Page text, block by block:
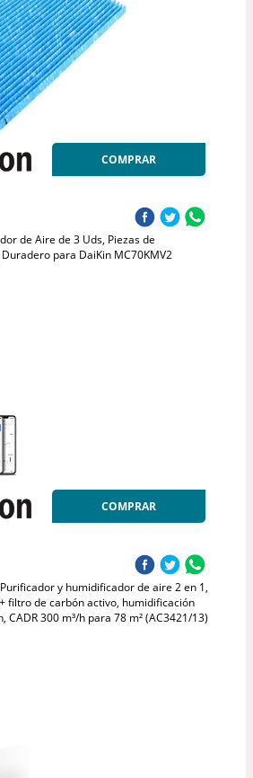
COMPRAR
de Aire de 3 Uds, Piezas de
para DaiKin MC70KMV2
COMPRAR
y humidificador de aire 2 en 1,
filtro de carbón activo, humidificación
CADR 300 m³/h para 78 m² (AC3421/13)